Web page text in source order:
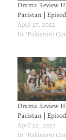
Drama Review
Paristan |
April 27, 2022
In "Pakistani
Drama Review
Paristan |
April 22, 2022
In "Pakistani